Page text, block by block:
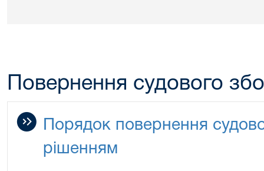
Повернення судового
Порядок повернення
рішенням